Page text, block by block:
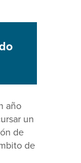
año
un
de
de